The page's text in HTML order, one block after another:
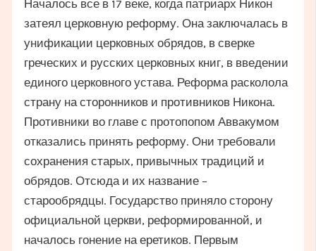
Началось все в 17 веке, когда патриарх Никон
затеял церковную реформу. Она заключалась в
унификации церковных обрядов, в сверке
греческих и русских церковных книг, в введении
единого церковного устава. Реформа расколола
страну на сторонников и противников Никона.
Противники во главе с протопопом Аввакумом
отказались принять реформу. Они требовали
сохранения старых, привычных традиций и
обрядов. Отсюда и их название –
старообрядцы. Государство приняло сторону
официальной церкви, реформированной, и
началось гонение на еретиков. Первым